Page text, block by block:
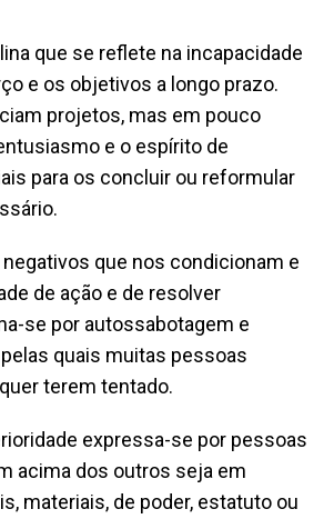
que se reflete na incapacidade
e os objetivos a longo prazo.
projetos, mas em pouco
e o espírito de
para os concluir ou reformular
que nos condicionam e
de ação e de resolver
se por autossabotagem e
quais muitas pessoas
terem tentado.
expressa-se por pessoas
acima dos outros seja em
materiais, de poder, estatuto ou